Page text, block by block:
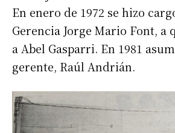
En enero de 1972 se hizo
Gerencia Jorge Mario Font, a
a Abel Gasparri. En 1981
gerente, Raúl Andrián.